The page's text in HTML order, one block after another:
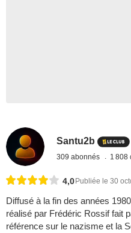
Santu2b
309 abonnés 1 808
4,0 Publiée le 30
Diffusé à la fin des années
réalisé par Frédéric Rossif fait
référence sur le nazisme et la